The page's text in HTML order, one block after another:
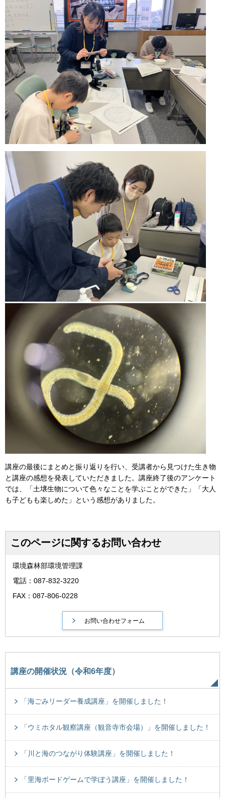
講座の最後にまとめと振り返りを行い、受講者から見つけた生き物
と講座の感想を発表していただきました。講座終了後のアンケート
では、「土壌生物について色々なことを学ぶことができた」「大人
も子どもも楽しめた」という感想がありました。
このページに関するお問い合わせ
環境森林部環境管理課
電話：087-832-3220
FAX：087-806-0228
講座の開催状況（令和6年度）
「海ごみリーダー養成講座」を開催しました！
「ウミホタル観察講座（観音寺市会場）」を開催しました！
「川と海のつながり体験講座」を開催しました！
「里海ボードゲームで学ぼう講座」を開催しました！